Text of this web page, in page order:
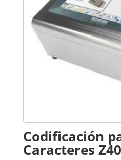
Codificación
Caracteres